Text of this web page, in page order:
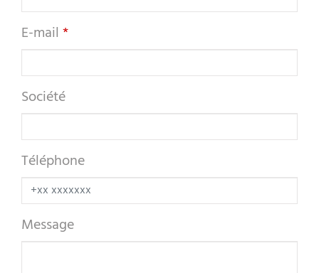
E-mail
Société
Téléphone
Message